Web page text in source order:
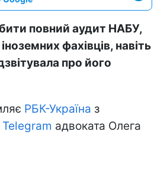
повний аудит НАБУ,
фахівців, навіть
про його
РБК-Україна з
Telegram адвоката Олега